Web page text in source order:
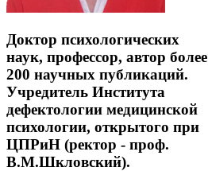
Доктор психологических
наук, профессор, автор более
200 научных публикаций.
Учредитель Института
дефектологии медицинской
психологии, открытого при
ЦПРиН (ректор - проф.
В.М.Шкловский).